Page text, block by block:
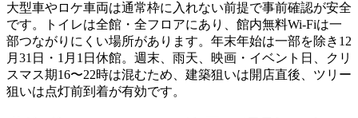
大型車やロケ車両は通常枠に入れない前提で事前確認が安全
です。トイレは全館・全フロアにあり、館内無料Wi-Fiは一
部つながりにくい場所があります。年末年始は一部を除き12
月31日・1月1日休館。週末、雨天、映画・イベント日、クリ
スマス期16〜22時は混むため、建築狙いは開店直後、ツリー
狙いは点灯前到着が有効です。